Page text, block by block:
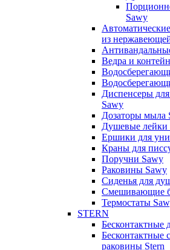
Sawy
из
Ведра и
Диспенсеры
Sawy
Дозаторы мыла
Душевые лейки
Ершики для
Краны для
Поручни Sawy
Раковины Sawy
Сиденья для
Смешивающие
Термостаты
STERN
Бесконтактные
Бесконтактные
раковины Stern